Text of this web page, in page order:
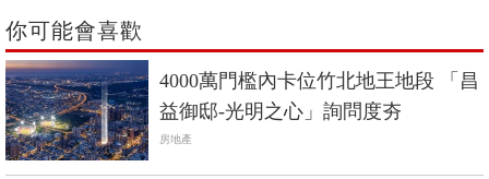
你可能會喜歡
4000萬門檻內卡位竹北地王地段 「昌
益御邸-光明之心」詢問度夯
房地產